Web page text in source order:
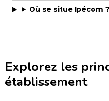
Où se situe Ipécom ?
Explorez les
établissement